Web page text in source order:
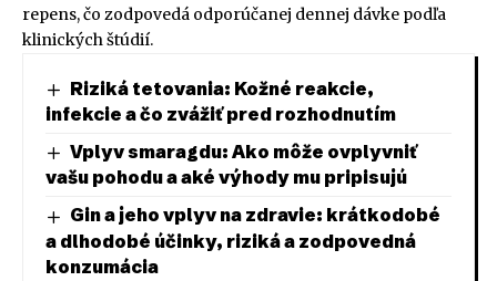
repens, čo zodpovedá odporúčanej dennej dávke podľa
klinických štúdií.
Riziká tetovania: Kožné reakcie,
infekcie a čo zvážiť pred rozhodnutím
Vplyv smaragdu: Ako môže ovplyvniť
vašu pohodu a aké výhody mu pripisujú
Gin a jeho vplyv na zdravie: krátkodobé
a dlhodobé účinky, riziká a zodpovedná
konzumácia